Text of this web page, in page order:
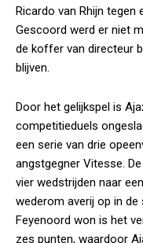
Ricardo van Rhijn tegen
Gescoord werd er niet
de koffer van directeur
blijven.
Door het gelijkspel is
competitieduels
een serie van drie
angstgegner Vitesse.
vier wedstrijden naar
wederom averij op in
Feyenoord won is het
zes punten, waardoor